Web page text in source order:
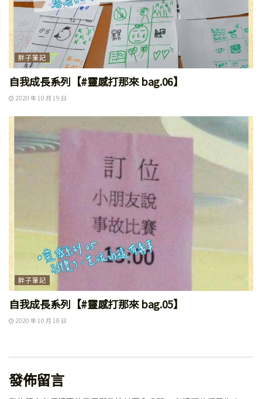
胖子筆記
自我成長系列【#靈感打那來 bag.06】
2020 年 10 月 19 日
胖子筆記
自我成長系列【#靈感打那來 bag.05】
2020 年 10 月 18 日
發佈留言